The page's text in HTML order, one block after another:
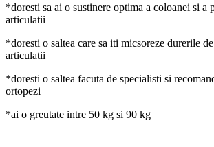
*doresti sa ai o sustinere optima a coloanei si a
articulatii
*doresti o saltea care sa iti micsoreze durerile
articulatii
*doresti o saltea facuta de specialisti si
ortopezi
*ai o greutate intre 50 kg si 90 kg